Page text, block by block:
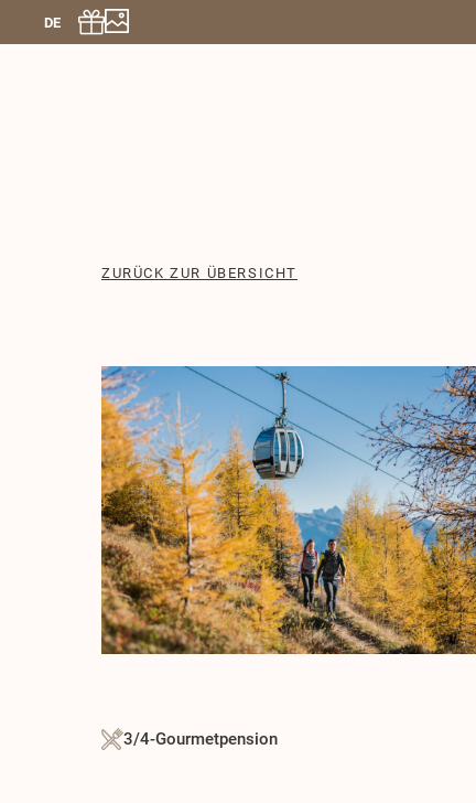
DE
ZURÜCK ZUR ÜBERSICHT
3/4-Gourmetpension